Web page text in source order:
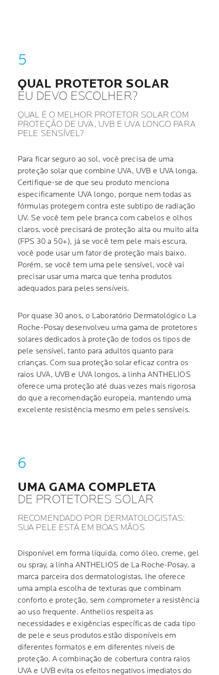
QUAL PROTETOR SOLAR
EU DEVO ESCOLHER?
QUAL É O MELHOR PROTETOR SOLAR COM
PROTEÇÃO DE UVA, UVB E UVA LONGO PARA
PELE SENSÍVEL?
Para ficar seguro ao sol, você precisa de uma
proteção solar que combine UVA, UVB e UVA longa.
Certifique-se de que seu produto menciona
especificamente UVA longo, porque nem todas as
fórmulas protegem contra este subtipo de radiação
UV. Se você tem pele branca com cabelos e olhos
claros, você precisará de proteção alta ou muito alta
(FPS 30 a 50+), já se você tem pele mais escura,
você pode usar um fator de proteção mais baixo.
Porém, se você tem uma pele sensível, você vai
precisar usar uma marca que tenha produtos
adequados para peles sensíveis.
Por quase 30 anos, o Laboratório Dermatológico La
Roche-Posay desenvolveu uma gama de protetores
solares dedicados à proteção de todos os tipos de
pele sensível, tanto para adultos quanto para
crianças. Com sua proteção solar eficaz contra os
raios UVA, UVB e UVA longos, a linha ANTHELIOS
oferece uma proteção até duas vezes mais rigorosa
do que a recomendação europeia, mantendo uma
excelente resistência mesmo em peles sensíveis.
UMA GAMA COMPLETA
DE PROTETORES SOLAR
RECOMENDADO POR DERMATOLOGISTAS:
SUA PELE ESTÁ EM BOAS MÃOS
Disponível em forma líquida, como óleo, creme, gel
ou spray, a linha ANTHELIOS de La Roche-Posay, a
marca parceira dos dermatologistas, lhe oferece
uma ampla escolha de texturas que combinam
conforto e proteção, sem comprometer a resistência
ao uso frequente. Anthelios respeita as
necessidades e exigências específicas de cada tipo
de pele e seus produtos estão disponíveis em
diferentes formatos e em diferentes níveis de
proteção. A combinação de cobertura contra raios
UVA e UVB evita os efeitos negativos imediatos do